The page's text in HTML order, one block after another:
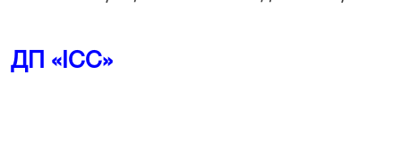
ДП «ІСС»